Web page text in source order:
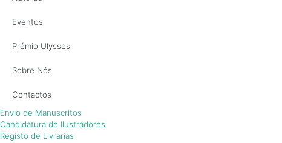
Eventos
Prémio Ulysses
Sobre Nós
Contactos
Envio de Manuscritos
Candidatura de Ilustradores
Registo de Livrarias